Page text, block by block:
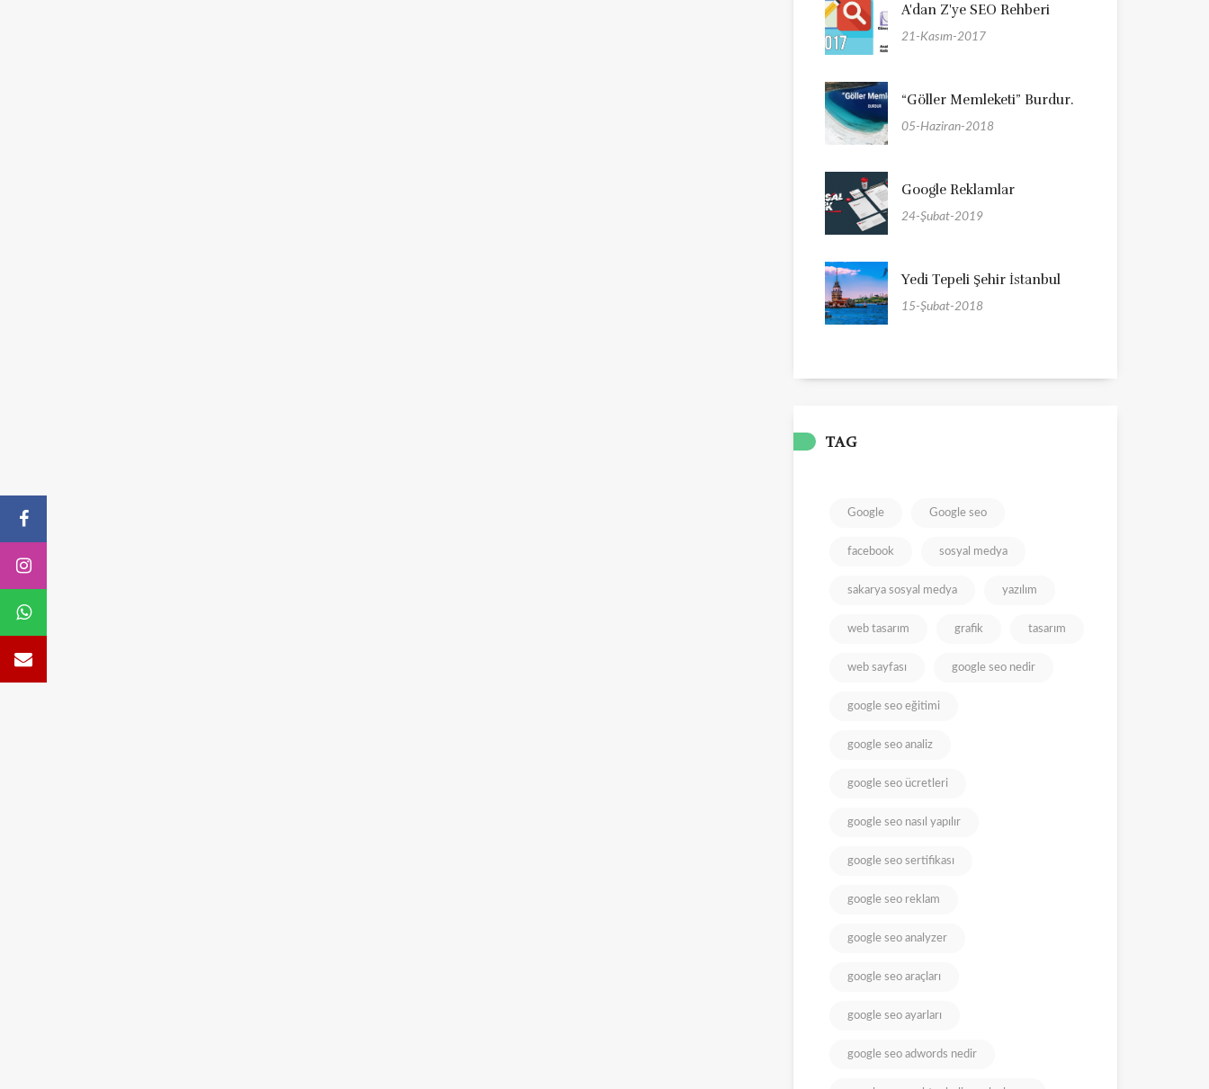
A'dan Z'ye SEO Rehberi
21-Kasım-2017
“Göller Memleketi” Burdur.
05-Haziran-2018
Google Reklamlar
24-Şubat-2019
Yedi Tepeli Şehir İstanbul
15-Şubat-2018
TAG
Google Google seo
facebook sosyal medya
sakarya sosyal medya yazılım
web tasarım grafik tasarım
web sayfası google seo nedir
google seo eğitimi
google seo analiz
google seo ücretleri
google seo nasıl yapılır
google seo sertifikası
google seo reklam
google seo analyzer
google seo araçları
google seo ayarları
google seo adwords nedir